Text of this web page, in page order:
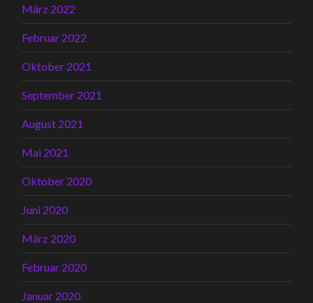
März 2022
Februar 2022
Oktober 2021
September 2021
August 2021
Mai 2021
Oktober 2020
Juni 2020
März 2020
Februar 2020
Januar 2020